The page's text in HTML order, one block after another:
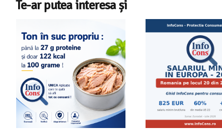
Te-ar putea interesa și